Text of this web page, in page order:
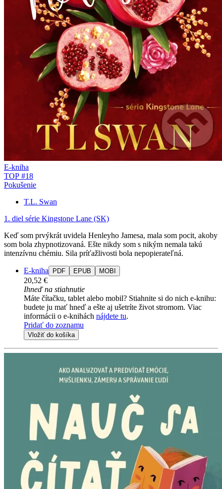
E-kniha
TOP #18
Pokušenie
T.L. Swan
1. diel série Kingstone Lane (SK)
Keď som prvýkrát uvidela Henleyho Jamesa, mala som pocit, akoby
som bola zhypnotizovaná. Ešte nikdy som s nikým nemala takú
intenzívnu chémiu. Sila príťažlivosti bola nepopierateľná.
E-kniha PDF EPUB MOBI
20,52 €
Ihneď na stiahnutie
Máte čítačku, tablet alebo mobil? Stiahnite si do nich e-knihu:
budete ju mať hneď a ešte aj ušetríte život stromom. Viac
informácii o e-knihách nájdete tu.
Pridať do zoznamu
Vložiť do košíka